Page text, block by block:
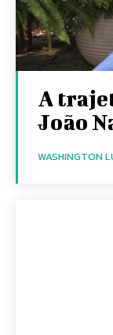
A
João
WASHINGTON